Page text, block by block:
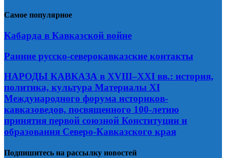
Самое популярное
Кабарда в Кавказской войне
Ранние русско-северокавказские контакты
НАРОДЫ КАВКАЗА в XVIII–XXI вв.: история,
политика, культура Материалы XI
Международного форума историков-
кавказоведов, посвященного 100-летию
принятия первой союзной Конституции и
образования Северо-Кавказского края
Подпишитесь на рассылку новостей